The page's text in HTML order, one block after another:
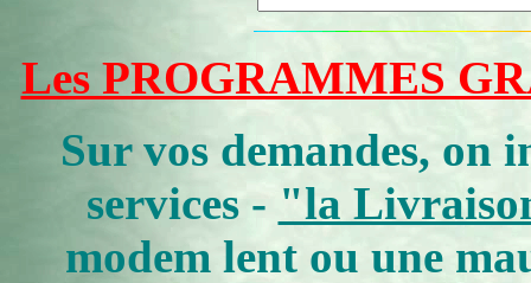
Les PROGRAMMES
Sur vos demandes, on
services - "la
modem lent ou une